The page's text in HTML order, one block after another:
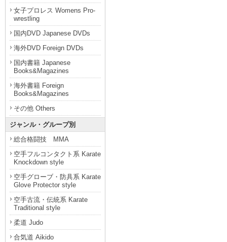
女子プロレス Womens Pro-
wrestling
国内DVD Japanese DVDs
海外DVD Foreign DVDs
国内書籍 Japanese
Books&Magazines
海外書籍 Foreign
Books&Magazines
その他 Others
ジャンル・グループ別
総合格闘技 MMA
空手フルコンタクト系 Karate
Knockdown style
空手グローブ・防具系 Karate
Glove Protector style
空手古流・伝統系 Karate
Traditional style
柔道 Judo
合気道 Aikido